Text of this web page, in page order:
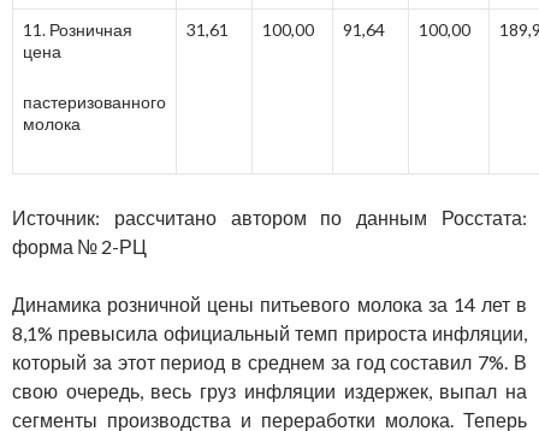
11. Розничная
цена
пастеризованного
молока
31,61 100,00 91,64 100,00
Источник: рассчитано автором по данным Росстата:
форма № 2-РЦ
Динамика розничной цены питьевого молока за 14 лет в
8,1% превысила официальный темп прироста инфляции,
который за этот период в среднем за год составил 7%. В
свою очередь, весь груз инфляции издержек, выпал на
сегменты производства и переработки молока. Теперь